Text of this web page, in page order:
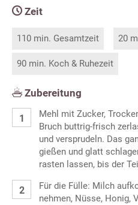
Zeit
110 min. Gesamtzeit 20
90 min. Koch & Ruhezeit
Zubereitung
Mehl mit Zucker,
Bruch buttrig-frisch
und versprudeln. Das
gießen und glatt
rasten lassen, bis der
Für die Fülle: Milch
nehmen, Nüsse, Honig,